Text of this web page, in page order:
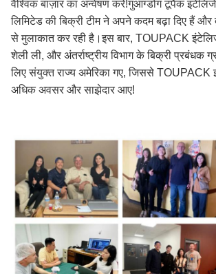
वैश्विक बाज़ार का अन्वेषण करें!गुआंग्डोंग टूपैक
लिमिटेड की बिक्री टीम ने अपने कदम बढ़ा दिए हैं और
से मुलाकात कर रही है।इस बार, TOUPACK
शेली ली, और अंतर्राष्ट्रीय विभाग के बिक्री प्रबंधक
लिए संयुक्त राज्य अमेरिका गए, जिससे TOUPACK
अधिक अवसर और साझेदार आए!